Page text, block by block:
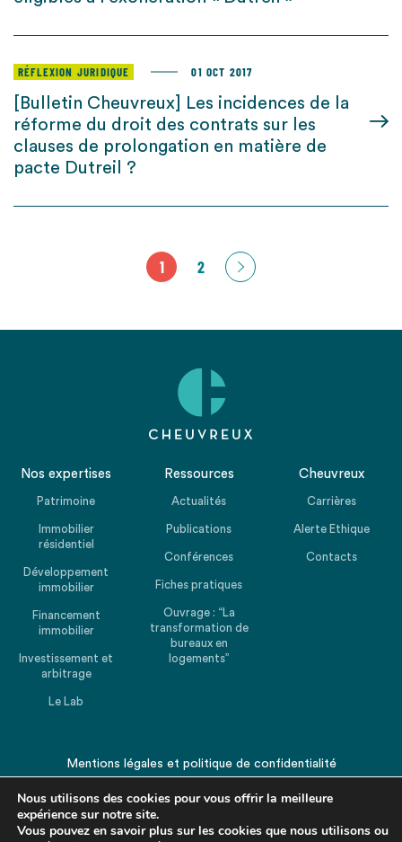
RÉFLEXION JURIDIQUE 01 OCT 2017
[Bulletin Cheuvreux] Les incidences de la
réforme du droit des contrats sur les
clauses de prolongation en matière de
pacte Dutreil ?
1 2
Nos expertises
Patrimoine
Immobilier
résidentiel
Développement
immobilier
Financement
immobilier
Investissement et
arbitrage
Le Lab
Ressources
Actualités
Publications
Conférences
Fiches pratiques
Ouvrage : “La
transformation de
bureaux en
logements”
Cheuvreux
Carrières
Alerte Ethique
Contacts
Mentions légales et politique de confidentialité
Nous utilisons des cookies pour vous offrir la meilleure
expérience sur notre site.
Vous pouvez en savoir plus sur les cookies que nous utilisons ou